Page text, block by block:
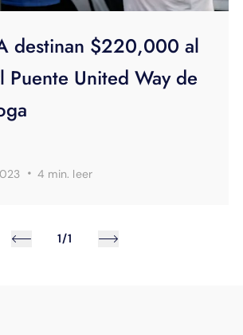
destinan $220,000 al
Puente United Way de
· 4 min. leer
1/1